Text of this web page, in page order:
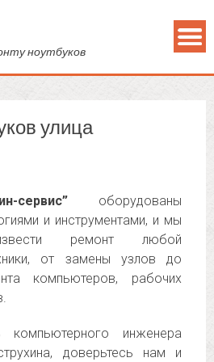
ноутбуков
улица
сервис”оборудованы
и инструментами, и мы
ремонт любой
от замены узлов до
компьютеров, рабочих
компьютерного инженера
доверьтесь нам и